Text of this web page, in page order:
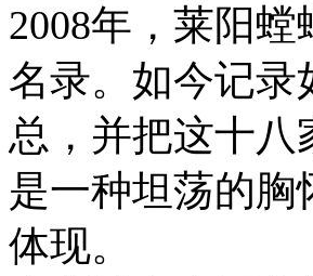
2008年，莱阳
名录。如今记录
总，并把这十八
是一种坦荡的
体现。